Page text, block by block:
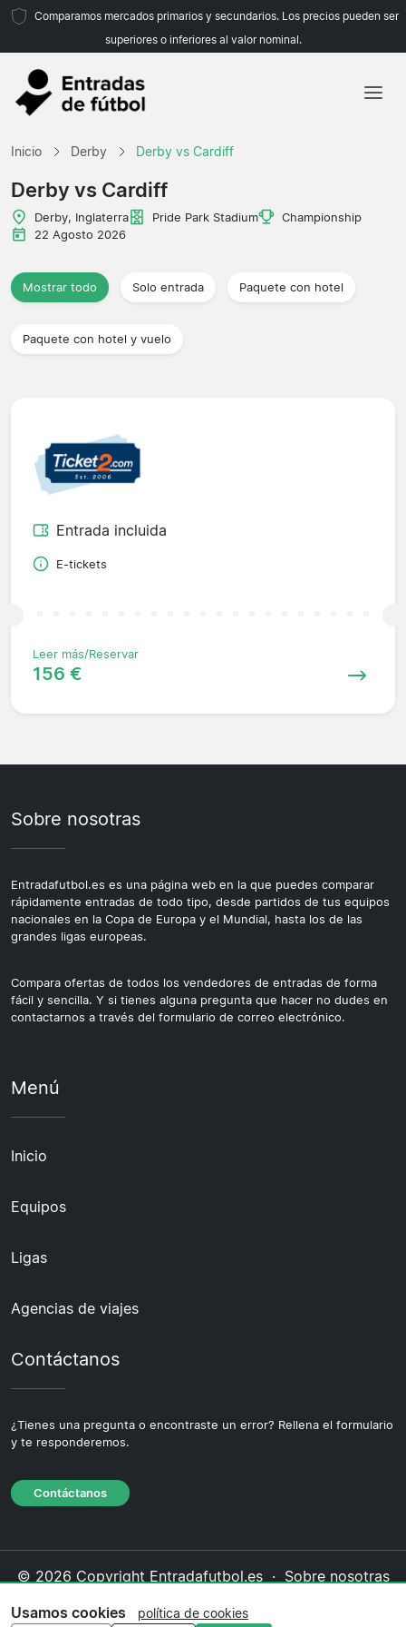
Comparamos mercados primarios y secundarios. Los precios pueden ser
superiores o inferiores al valor nominal.
Inicio Derby Derby vs Cardiff
Derby vs Cardiff
Derby, Inglaterra Pride Park Stadium
Championship
22 Agosto 2026
Mostrar todo Solo entrada Paquete con hotel
Paquete con hotel y vuelo
Entrada incluida
E-tickets
Leer más/Reservar
156 €
Sobre nosotras
Entradafutbol.es es una página web en la que puedes comparar
rápidamente entradas de todo tipo, desde partidos de tus equipos
nacionales en la Copa de Europa y el Mundial, hasta los de las
grandes ligas europeas.
Compara ofertas de todos los vendedores de entradas de forma
fácil y sencilla. Y si tienes alguna pregunta que hacer no dudes en
contactarnos a través del formulario de correo electrónico.
Menú
Inicio
Equipos
Ligas
Agencias de viajes
Contáctanos
¿Tienes una pregunta o encontraste un error? Rellena el formulario
y te responderemos.
Contáctanos
© 2026 Copyright Entradafutbol.es · Sobre nosotras
cookies·Política editorial
Usamos cookies política de cookies